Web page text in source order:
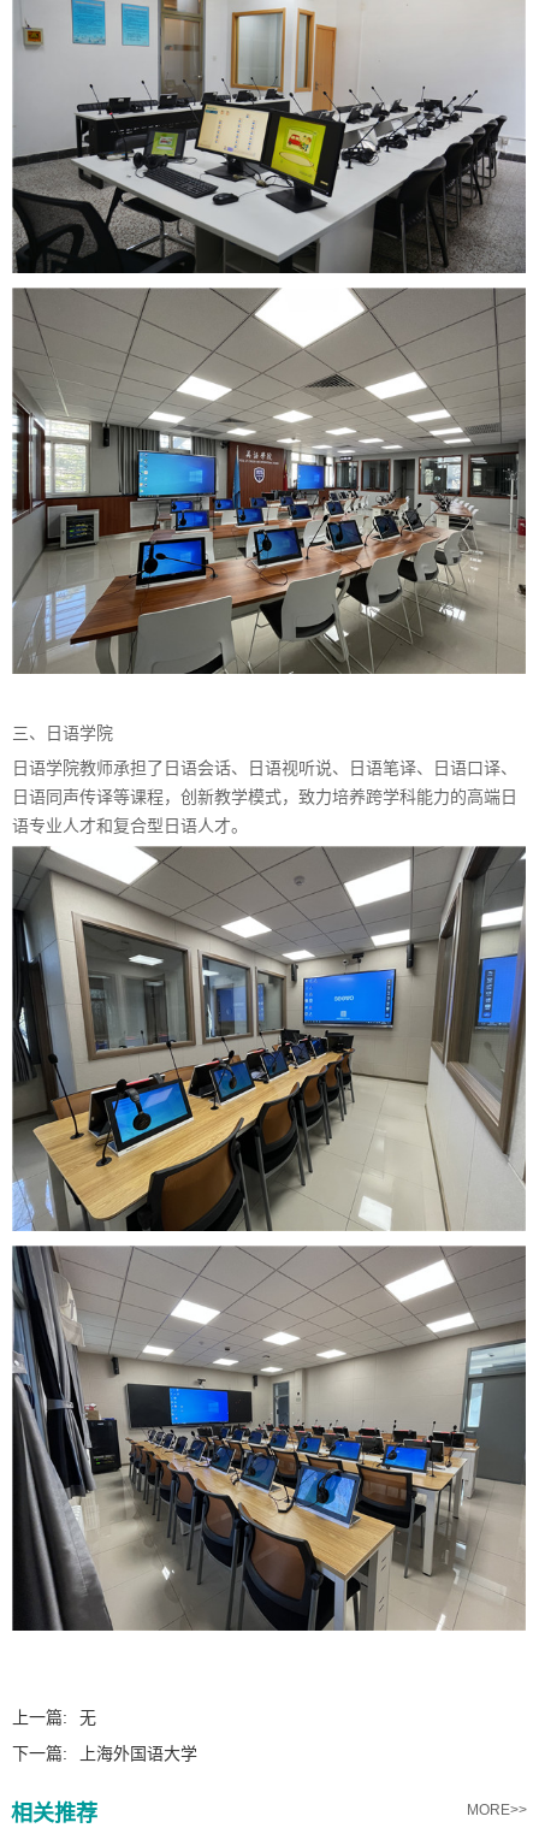
三、日语学院
日语学院教师承担了日语会话、日语视听说、日语笔译、日语口译、
日语同声传译等课程，创新教学模式，致力培养跨学科能力的高端日
语专业人才和复合型日语人才。
上一篇:
无
下一篇:
上海外国语大学
相关推荐 MORE>>